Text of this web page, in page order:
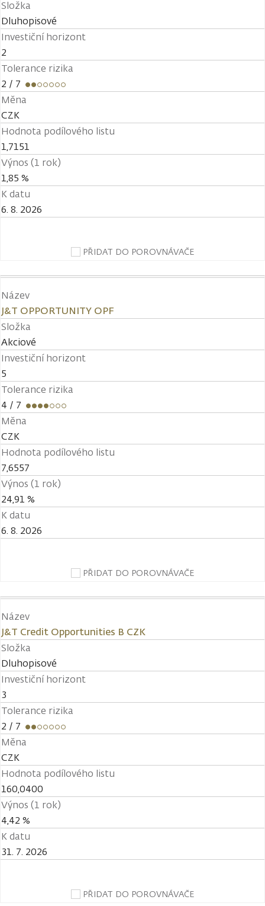
Složka
Dluhopisové
Investiční horizont
2
Tolerance rizika
2 / 7
Měna
CZK
Hodnota podílového listu
1,7151
Výnos (1 rok)
1,85 %
K datu
6. 8. 2026
PŘIDAT DO POROVNÁVAČE
Název
J&T OPPORTUNITY OPF
Složka
Akciové
Investiční horizont
5
Tolerance rizika
4 / 7
Měna
CZK
Hodnota podílového listu
7,6557
Výnos (1 rok)
24,91 %
K datu
6. 8. 2026
PŘIDAT DO POROVNÁVAČE
Název
J&T Credit Opportunities B CZK
Složka
Dluhopisové
Investiční horizont
3
Tolerance rizika
2 / 7
Měna
CZK
Hodnota podílového listu
160,0400
Výnos (1 rok)
4,42 %
K datu
31. 7. 2026
PŘIDAT DO POROVNÁVAČE